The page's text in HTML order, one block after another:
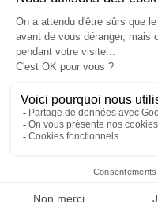
Pâte à tartiner